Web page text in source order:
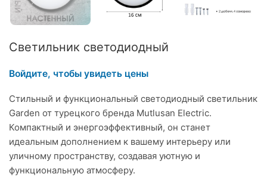
Светильник светодиодный
Войдите, чтобы увидеть цены
Стильный и функциональный светодиодный светильник
Garden от турецкого бренда Mutlusan Electric.
Компактный и энергоэффективный, он станет
идеальным дополнением к вашему интерьеру или
уличному пространству, создавая уютную и
функциональную атмосферу.